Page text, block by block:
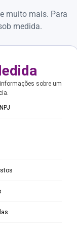
muito mais. Para
medida.
sobre um